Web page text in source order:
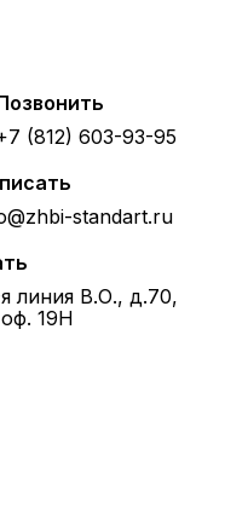
(812) 603-93-95
standart.ru
линия В.О., д.70,
19Н